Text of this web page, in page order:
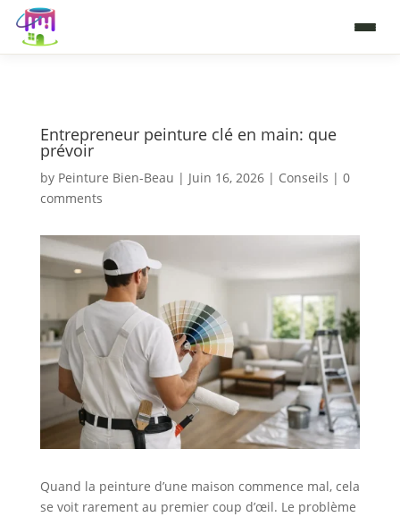
Entrepreneur peinture clé en main: que
prévoir
by Peinture Bien-Beau | Juin 16, 2026| Conseils | 0
comments
Quand la peinture d’une maison commence mal, cela
se voit rarement au premier coup d’œil. Le problème